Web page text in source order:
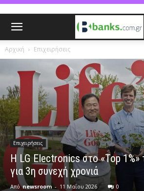
Αρχική Επιχειρήσεις
Επιχειρήσεις
Η LG Electronics στο «Top 1%»
για 3η συνεχή χρονιά
Από newsroom - 11 Μαΐου 2026 0